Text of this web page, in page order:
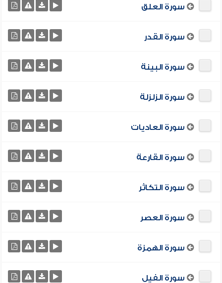
سورة العلق
سورة القدر
سورة البينة
سورة الزلزلة
سورة العاديات
سورة القارعة
سورة التكاثر
سورة العصر
سورة الهمزة
سورة الفيل